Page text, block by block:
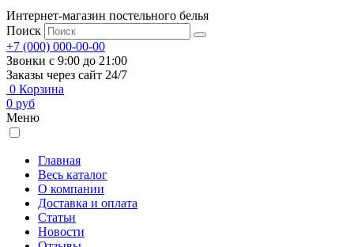
Интернет-магазин постельного белья
Поиск
+7 (000) 000-00-00
Звонки с 9:00 до 21:00
Заказы через сайт 24/7
0 Корзина
0 руб
Меню
Главная
Весь каталог
О компании
Доставка и оплата
Статьи
Новости